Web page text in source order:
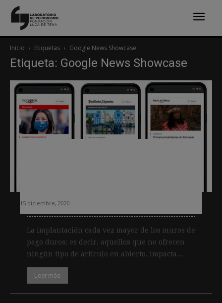
Inicio Etiquetas Google News Showcase
Etiqueta: Google News Showcase
15 diciembre, 2020
La implantación cada vez mayor de los muros de
pago duros; es decir, aquellos que no ofrecen
ningún tipo de artículo en abierto, impacta...
Leer más